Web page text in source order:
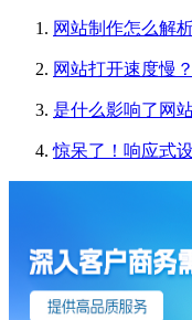
网站制作怎么解
网站打开速度慢
是什么影响了网
惊呆了！响应式